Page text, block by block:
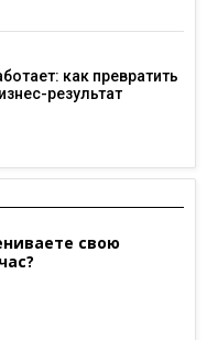
как превратить
результат
свою